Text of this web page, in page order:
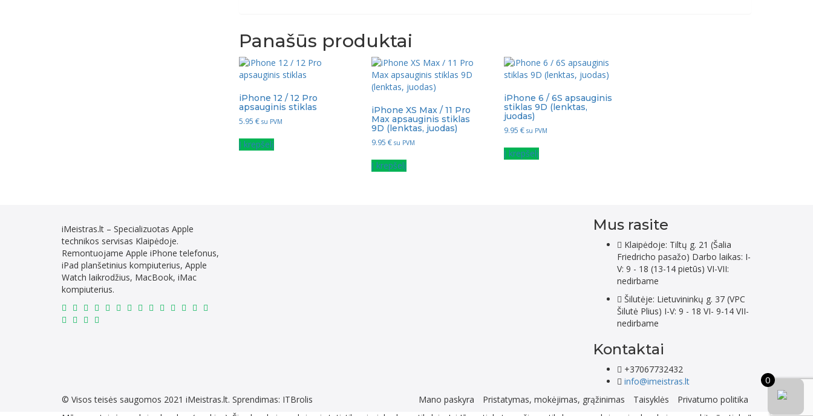
Panašūs produktai
iPhone 12 / 12 Pro
apsauginis stiklas
5.95 € su PVM
Į krepšelį
iPhone XS Max / 11 Pro
Max apsauginis stiklas
9D (lenktas, juodas)
9.95 € su PVM
Į krepšelį
iPhone 6 / 6S apsauginis
stiklas 9D (lenktas,
juodas)
9.95 € su PVM
Į krepšelį
iMeistras.lt – Specializuotas Apple
technikos servisas Klaipėdoje.
Remontuojame Apple iPhone telefonus,
iPad planšetinius kompiuterius, Apple
Watch laikrodžius, MacBook, iMac
kompiuterius.
Mus rasite
Klaipėdoje: Tiltų g. 21 (Šalia
Friedricho pasažo) Darbo laikas: I-
V: 9 - 18 (13-14 pietūs) VI-VII:
nedirbame
Šilutėje: Lietuvininkų g. 37 (VPC
Šilutė Plius) I-V: 9 - 18 VI- 9-14 VII-
nedirbame
Kontaktai
+37067732432
info@imeistras.lt
© Visos teisės saugomos 2021 iMeistras.lt. Sprendimas: ITBrolis Mano paskyra Pristatymas, mokėjimas, grąžinimas Taisyklės
Privatumo politika
0